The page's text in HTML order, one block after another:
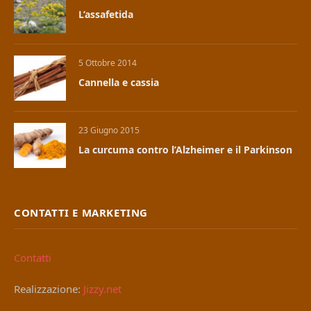
L’assafetida
5 Ottobre 2014
Cannella e cassia
23 Giugno 2015
La curcuma contro l’Alzheimer e il Parkinson
CONTATTI E MARKETING
Contatti
Realizzazione: Jizzy.net